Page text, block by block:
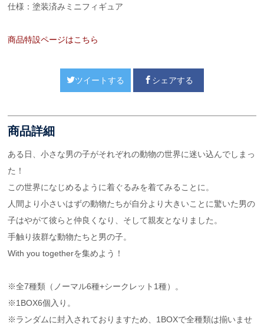
仕様：塗装済みミニフィギュア
商品特設ページはこちら
ツイートする シェアする
商品詳細
ある日、小さな男の子がそれぞれの動物の世界に迷い込んでしまっ
た！
この世界になじめるように着ぐるみを着てみることに。
人間より小さいはずの動物たちが自分より大きいことに驚いた男の
子はやがて彼らと仲良くなり、そして親友となりました。
手触り抜群な動物たちと男の子。
With you togetherを集めよう！
※全7種類（ノーマル6種+シークレット1種）。
※1BOX6個入り。
※ランダムに封入されておりますため、1BOXで全種類は揃いませ